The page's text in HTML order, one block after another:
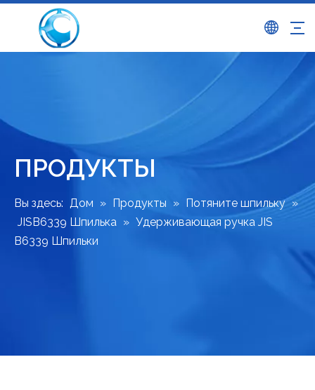
ПРОДУКТЫ
Вы здесь: Дом » Продукты » Потяните шпильку »
JISB6339 Шпилька » Удерживающая ручка JIS
B6339 Шпильки